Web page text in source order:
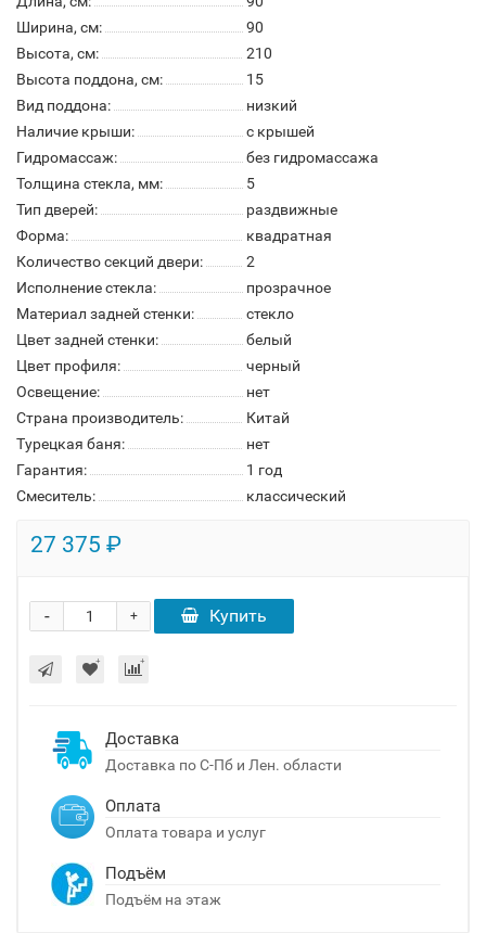
Ширина, см:
90
Высота, см:
210
Высота поддона, см:
15
Вид поддона:
низкий
Наличие крыши:
с крышей
Гидромассаж:
без гидромассажа
Толщина стекла, мм:
5
Тип дверей:
раздвижные
Форма:
квадратная
Количество секций двери:
2
Исполнение стекла:
прозрачное
Материал задней стенки:
стекло
Цвет задней стенки:
белый
Цвет профиля:
черный
Освещение:
нет
Страна производитель:
Китай
Турецкая баня:
нет
Гарантия:
1 год
Смеситель:
классический
27 375 ₽
+
- Купить
Доставка
Доставка по С-Пб и Лен. области
Оплата
Оплата товара и услуг
Подъём
Подъём на этаж